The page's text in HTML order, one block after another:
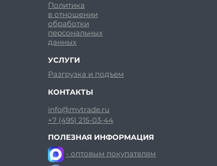
Политика
в отношении
обработки
персональных
данных
УСЛУГИ
Разгрузка и подъем
КОНТАКТЫ
info@mvtrade.ru
+7 (495) 215-03-44
ПОЛЕЗНАЯ ИНФОРМАЦИЯ
- оптовым покупателям